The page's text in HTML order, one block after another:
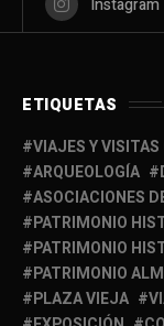
Instagram
ETIQUETAS
VIAJES Y
ARQUEOLOGÍA
ASOCIACIONES
PATRIMONIO
PATRIMONIO
PATRIMONIO
PLAZA VIEJA